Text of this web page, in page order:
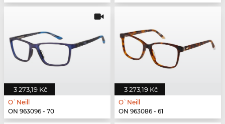
3 273,19 Kč
O`Neill
ON 963096 - 70
3 273,19 Kč
O`Neill
ON 963086 - 61